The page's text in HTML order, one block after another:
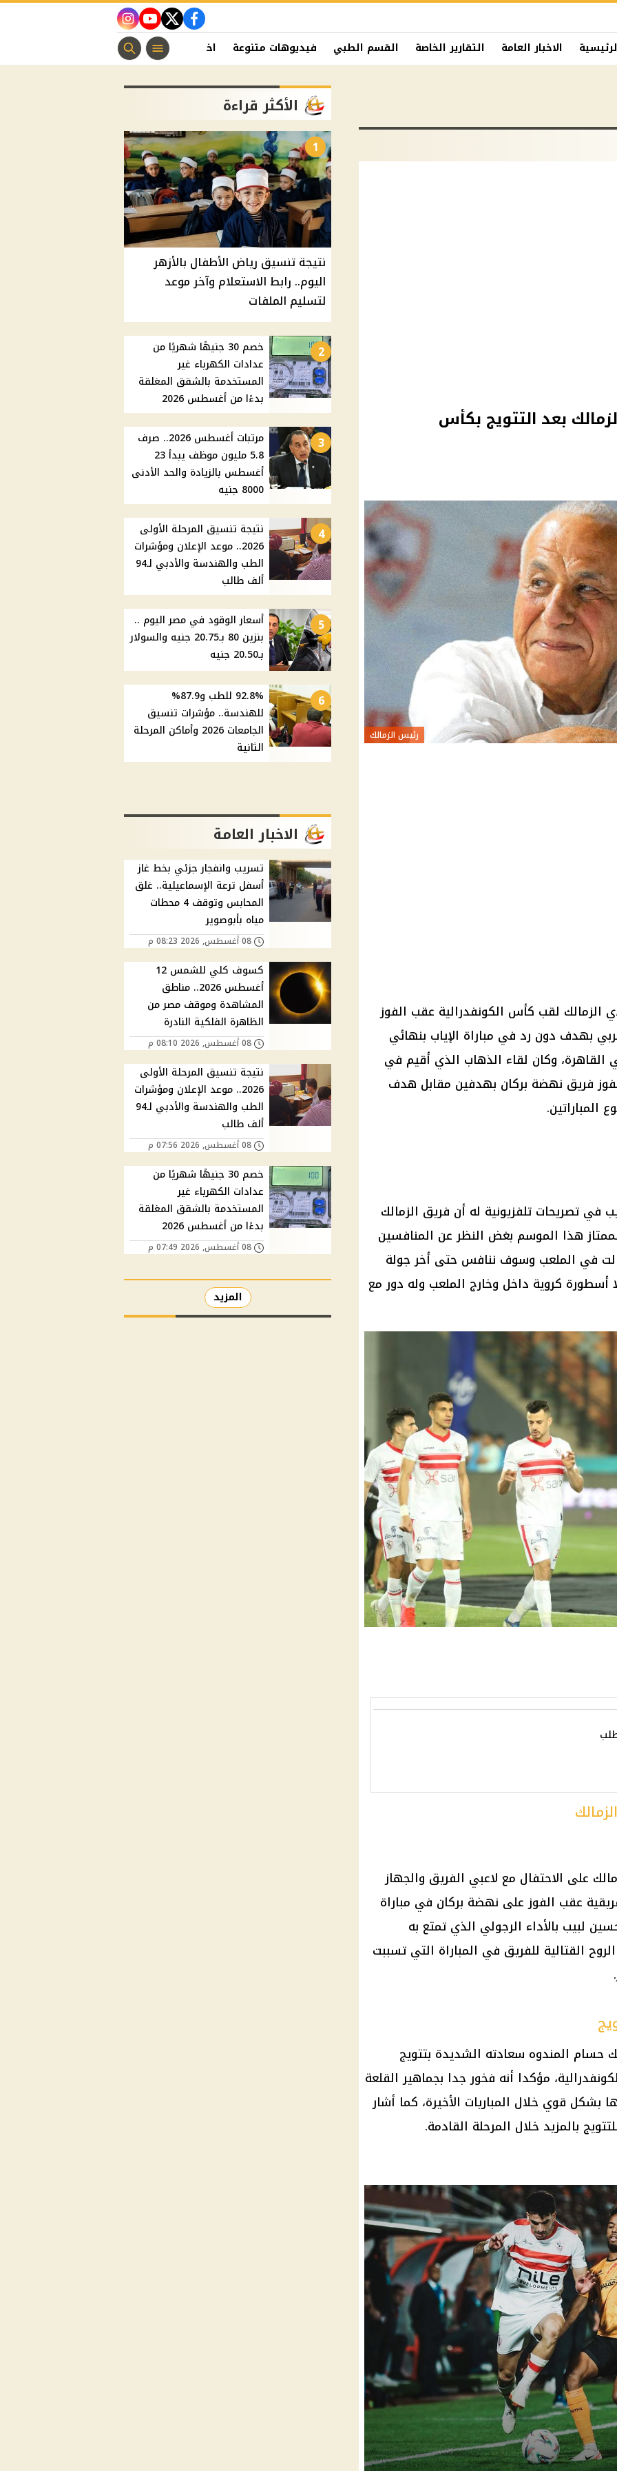
facebook
twitter
youtube
instagram
الاخبار العامة التقارير الخاصة القسم الطبي فيديوهات متنوعة اخبار الفن منوعات مسيحية
بعد التتويج بكأس
رئيس الزمالك
الزمالك لقب كأس الكونفدرالية عقب الفوز
بهدف دون رد في مباراة الإياب بنهائي
القاهرة، وكان لقاء الذهاب الذي أقيم في
فريق نهضة بركان بهدفين مقابل هدف
المباراتين.
في تصريحات تلفزيونية له أن فريق الزمالك
هذا الموسم بغض النظر عن المنافسين
في الملعب وسوف ننافس حتى أخر جولة
أسطورة كروية داخل وخارج الملعب وله دور مع
على الاحتفال مع لاعبي الفريق والجهاز
عقب الفوز على نهضة بركان في مباراة
لبيب بالأداء الرجولي الذي تمتع به
القتالية للفريق في المباراة التي تسببت
حسام المندوه سعادته الشديدة بتتويج
مؤكدا أنه فخور جدا بجماهير القلعة
بشكل قوي خلال المباريات الأخيرة، كما أشار
بالمزيد خلال المرحلة القادمة.
الأكثر قراءة
1
نتيجة تنسيق رياض الأطفال بالأزهر
اليوم.. رابط الاستعلام وآخر موعد
لتسليم الملفات
2
خصم 30 جنيهًا شهريًا من
عدادات الكهرباء غير
المستخدمة بالشقق المغلقة
بدءًا من أغسطس 2026
3
مرتبات أغسطس 2026.. صرف
5.8 مليون موظف يبدأ 23
أغسطس بالزيادة والحد الأدنى
8000 جنيه
4
نتيجة تنسيق المرحلة الأولى
2026.. موعد الإعلان ومؤشرات
الطب والهندسة والأدبي لـ94
ألف طالب
5
أسعار الوقود في مصر اليوم ..
بنزين 80 بـ20.75 جنيه والسولار
بـ20.50 جنيه
6
92.8% للطب و87.9%
للهندسة.. مؤشرات تنسيق
الجامعات 2026 وأماكن المرحلة
الثانية
الاخبار العامة
تسريب وانفجار جزئي بخط غاز
أسفل ترعة الإسماعيلية.. غلق
المحابس وتوقف 4 محطات
مياه بأبوصوير
08 أغسطس, 2026 08:23 م
كسوف كلي للشمس 12
أغسطس 2026.. مناطق
المشاهدة وموقف مصر من
الظاهرة الفلكية النادرة
08 أغسطس, 2026 08:10 م
نتيجة تنسيق المرحلة الأولى
2026.. موعد الإعلان ومؤشرات
الطب والهندسة والأدبي لـ94
ألف طالب
08 أغسطس, 2026 07:56 م
خصم 30 جنيهًا شهريًا من
عدادات الكهرباء غير
المستخدمة بالشقق المغلقة
بدءًا من أغسطس 2026
08 أغسطس, 2026 07:49 م
المزيد